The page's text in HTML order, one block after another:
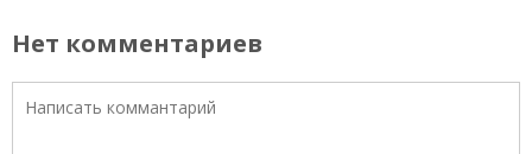
Нет комментариев